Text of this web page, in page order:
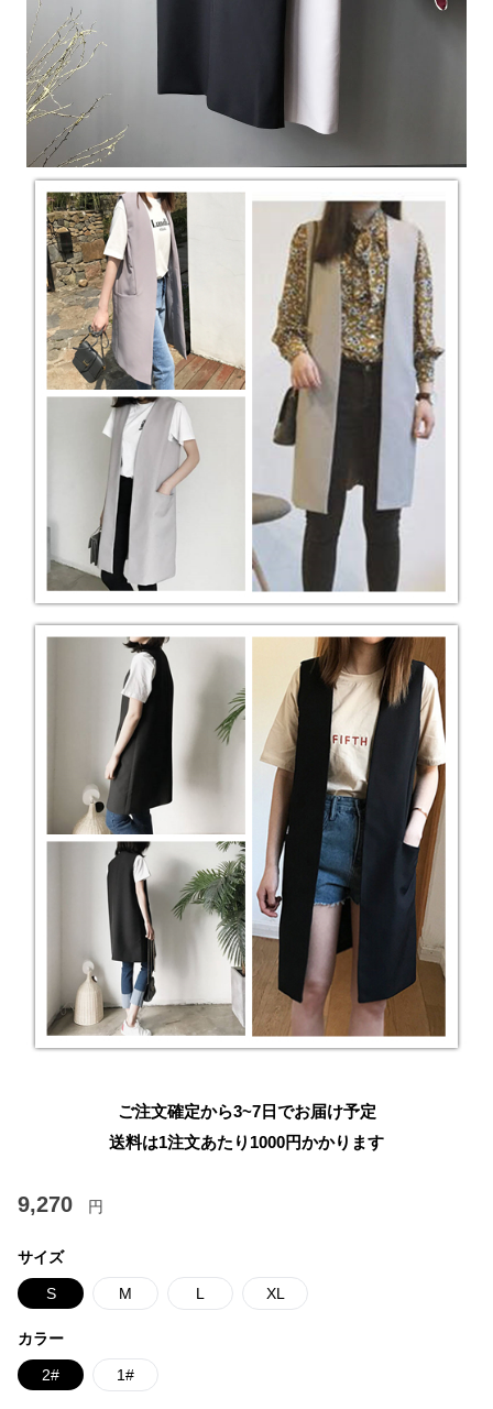
ご注文確定から3~7日でお届け予定
送料は1注文あたり 1000円かかります
9,270 円
サイズ
S M L XL
カラー
2# 1#